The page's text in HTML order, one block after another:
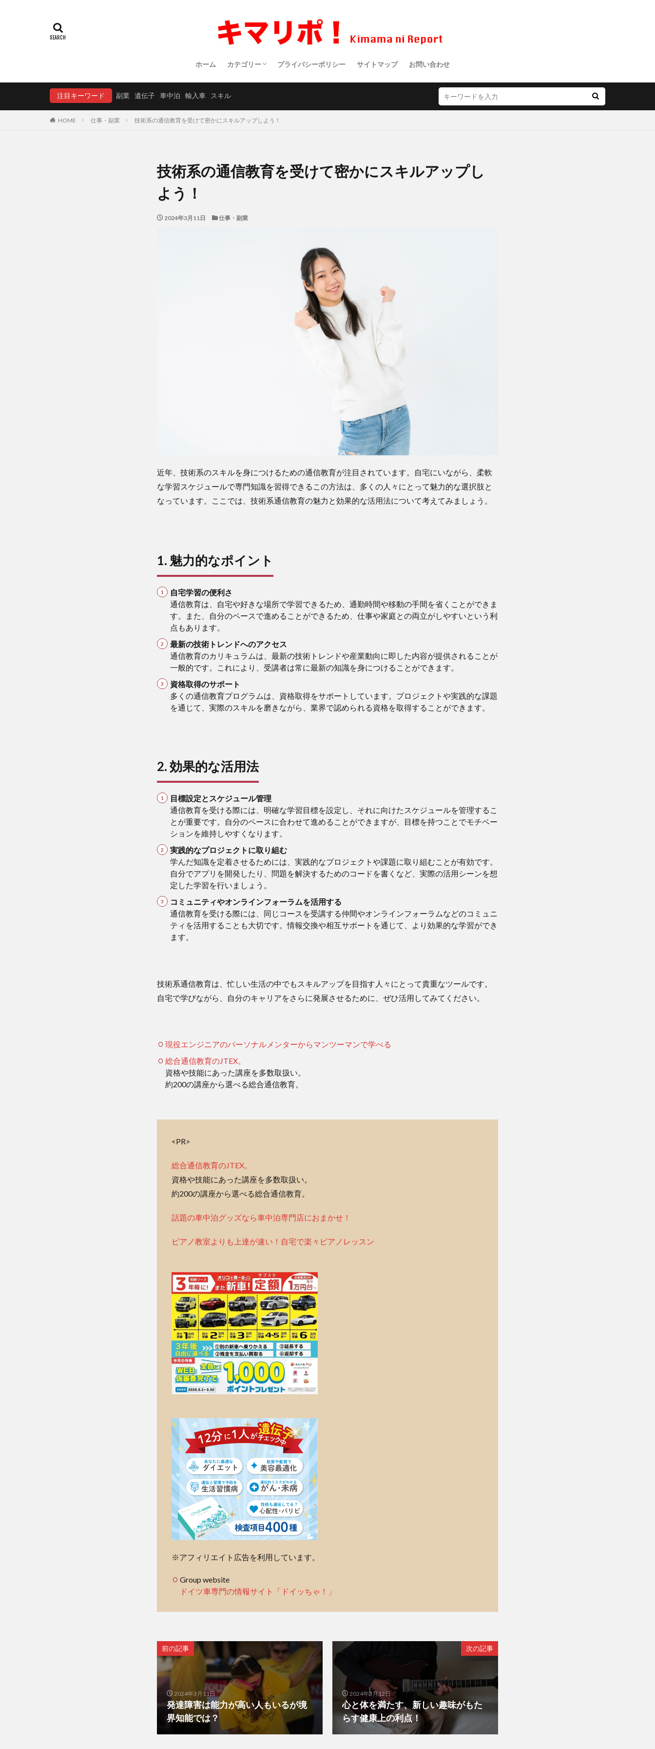
ホーム カテゴリー
生活・趣味
健康
食事
アウトドア
仕事・副業
サイエンス
スポーツ
クルマ・バイク
映画・ドラマ・アニメ
医療
ポエム
プライバシーポリシー サイトマップ お問い合わせ
注目キーワード 副業 遺伝子 車中泊 輸入車 スキル
HOME 仕事・副業 技術系の通信教育を受けて密かにスキルアップしよう！
技術系の通信教育を受けて密かにスキルアップし
よう！
2024年3月11日 仕事・副業
近年、技術系のスキルを身につけるための通信教育が注目されています。自宅にいながら、柔軟
な学習スケジュールで専門知識を習得できるこの方法は、多くの人々にとって魅力的な選択肢と
なっています。ここでは、技術系通信教育の魅力と効果的な活用法について考えてみましょう。
1. 魅力的なポイント
自宅学習の便利さ
通信教育は、自宅や好きな場所で学習できるため、通勤時間や移動の手間を省くことができま
す。また、自分のペースで進めることができるため、仕事や家庭との両立がしやすいという利
点もあります。
最新の技術トレンドへのアクセス
通信教育のカリキュラムは、最新の技術トレンドや産業動向に即した内容が提供されることが
一般的です。これにより、受講者は常に最新の知識を身につけることができます。
資格取得のサポート
多くの通信教育プログラムは、資格取得をサポートしています。プロジェクトや実践的な課題
を通じて、実際のスキルを磨きながら、業界で認められる資格を取得することができます。
2. 効果的な活用法
目標設定とスケジュール管理
通信教育を受ける際には、明確な学習目標を設定し、それに向けたスケジュールを管理するこ
とが重要です。自分のペースに合わせて進めることができますが、目標を持つことでモチベー
ションを維持しやすくなります。
実践的なプロジェクトに取り組む
学んだ知識を定着させるためには、実践的なプロジェクトや課題に取り組むことが有効です。
自分でアプリを開発したり、問題を解決するためのコードを書くなど、実際の活用シーンを想
定した学習を行いましょう。
コミュニティやオンラインフォーラムを活用する
通信教育を受ける際には、同じコースを受講する仲間やオンラインフォーラムなどのコミュニ
ティを活用することも大切です。情報交換や相互サポートを通じて、より効果的な学習ができ
ます。
技術系通信教育は、忙しい生活の中でもスキルアップを目指す人々にとって貴重なツールです。
自宅で学びながら、自分のキャリアをさらに発展させるために、ぜひ活用してみてください。
現役エンジニアのパーソナルメンターからマンツーマンで学べる
総合通信教育のJTEX。
資格や技能にあった講座を多数取扱い。
約200の講座から選べる総合通信教育。
<PR>
総合通信教育のJTEX。
資格や技能にあった講座を多数取扱い。
約200の講座から選べる総合通信教育。
話題の車中泊グッズなら車中泊専門店におまかせ！
ピアノ教室よりも上達が速い！自宅で楽々ピアノレッスン
※アフィリエイト広告を利用しています。
Group website
ドイツ車専門の情報サイト「ドイッちゃ！」
前の記事
2024年3月11日
発達障害は能力が高い人もいるが境
界知能では？
次の記事
2024年3月12日
心と体を満たす、新しい趣味がもた
らす健康上の利点！